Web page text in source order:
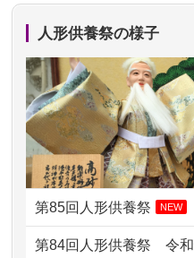
2026/07/10家から近か
2026/07/08誰も住んで
ました。 ...
2026/07/069年間自由が
がとう。
2026/07/05しっかりと
ただけると...
ですが？
2024/01/13お雛様のセ
ですが、お雛様とお内
2024/01/13供養申込み
どうなってるのですか？
2024/01/13会社のよう
人形供養祭の様子
第85回人形供養祭 NEW
第84回人形供養祭令